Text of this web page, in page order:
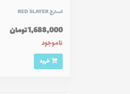
استرج RED SLAYER
1,688,000 تومان
ناموجود